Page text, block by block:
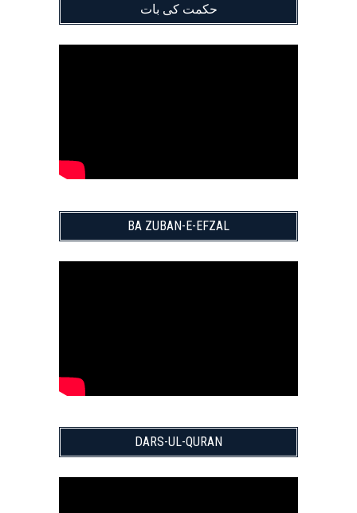
حکمت کی بات
BA ZUBAN-E-EFZAL
DARS-UL-QURAN